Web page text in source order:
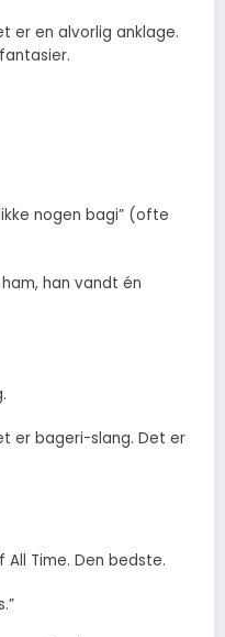
er en alvorlig anklage.
nogen bagi” (ofte
han vandt én
er bageri-slang. Det er
All Time. Den bedste.